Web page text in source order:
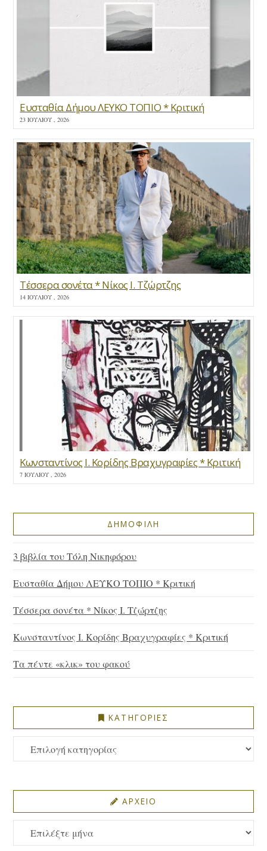
Ευσταθία Δήμου ΛΕΥΚΟ ΤΟΠΙΟ * Κριτική
23 ΙΟΥΛΊΟΥ , 2026
Τέσσερα σονέτα * Νίκος Ι. Τζώρτζης
14 ΙΟΥΛΊΟΥ , 2026
Κωνσταντίνος Ι. Κορίδης Βραχυγραφίες * Κριτική
7 ΙΟΥΛΊΟΥ , 2026
ΔΗΜΟΦΙΛΗ
3 βιβλία του Τόλη Νικηφόρου
Ευσταθία Δήμου ΛΕΥΚΟ ΤΟΠΙΟ * Κριτική
Τέσσερα σονέτα * Νίκος Ι. Τζώρτζης
Κωνσταντίνος Ι. Κορίδης Βραχυγραφίες * Κριτική
Τα πέντε «κλικ» του φακού
ΚΑΤΗΓΟΡΙΕΣ
ΚΑΤΗΓΟΡΙΕΣ
ΑΡΧΕΙΟ
ΑΡΧΕΙΟ